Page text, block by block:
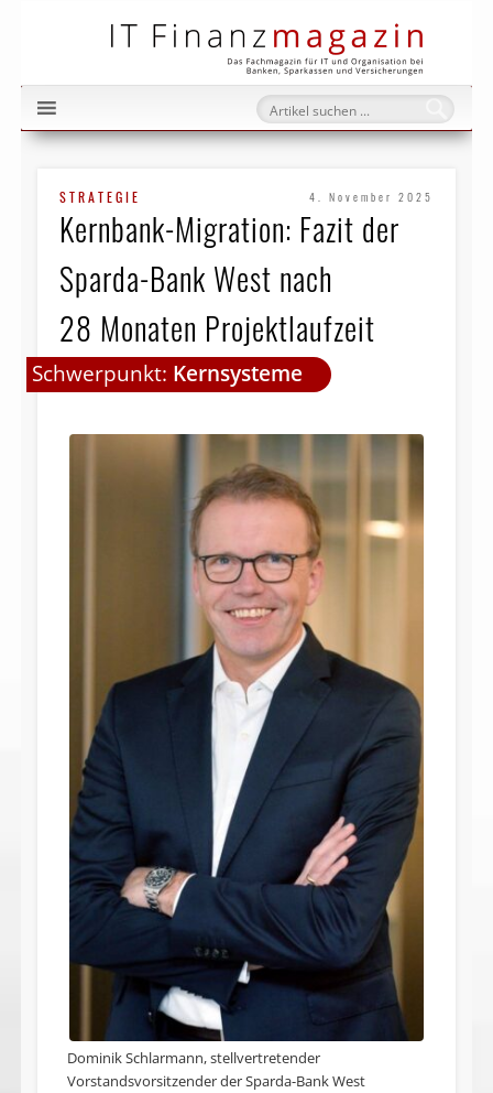
STRATEGIE 4. November 2025
Kernbank-Migration: Fazit der
Sparda-Bank West nach
28 Monaten Projektlaufzeit
Schwerpunkt: Kernsysteme
Dominik Schlarmann, stellvertretender
Vorstandsvorsitzender der Sparda-Bank West